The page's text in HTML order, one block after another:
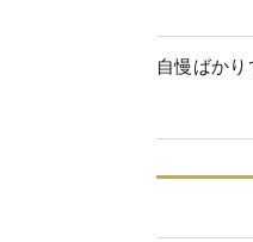
自慢ばかり